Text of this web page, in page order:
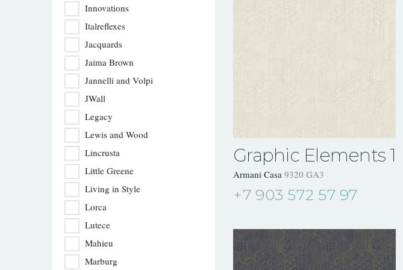
Innovations
Italreflexes
Jacquards
Jaima Brown
Jannelli and Volpi
JWall
Legacy
Lewis and Wood
Lincrusta
Little Greene
Living in Style
Lorca
Lutece
Mahieu
Marburg
Graphic Elements 1
Armani Casa 9320 GA3
+7 903 572 57 97